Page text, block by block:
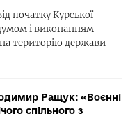
початку Курської
і виконанням
на територію держави-
Ращук: «Воєнні
спільного з